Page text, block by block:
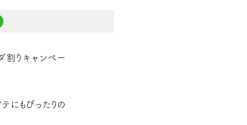
割りキャンペー
にもぴったりの